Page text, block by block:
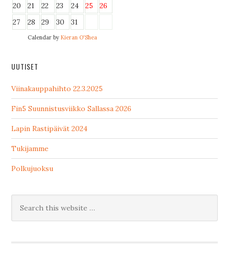
20
21 22 23 24 25
26
27
28 29 30 31
Calendar byKieran O'Shea
UUTISET
Viinakauppahihto 22.3.2025
Fin5 Suunnistusviikko Sallassa 2026
Lapin Rastipäivät 2024
Tukijamme
Polkujuoksu